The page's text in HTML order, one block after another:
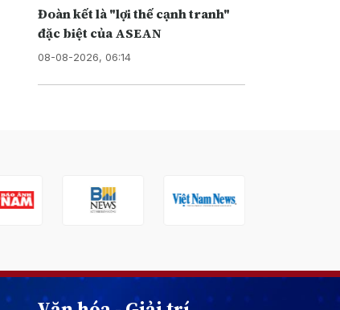
Đoàn kết là "lợi thế cạnh tranh"
đặc biệt của ASEAN
08-08-2026, 06:14